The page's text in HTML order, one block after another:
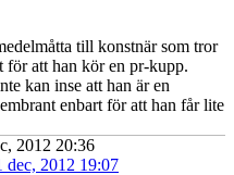
till konstnär som tror
för att han kör en pr-kupp.
kan inse att han är en
enbart för att han får lite
2012 20:36
dec, 2012 19:07